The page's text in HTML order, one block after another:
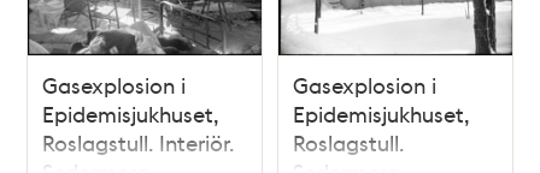
Gasexplosion i
Epidemisjukhuset,
Roslagstull. Interiör.
Gasexplosion i
Epidemisjukhuset,
Roslagstull.